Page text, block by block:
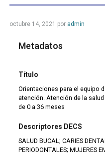
octubre 14, 2021 por admin
Metadatos
Título
Orientaciones para el equipo
atención. Atención de la
de 0 a 36 meses
Descriptores DECS
SALUD BUCAL; CARIES
PERIODONTALES; MUJERES